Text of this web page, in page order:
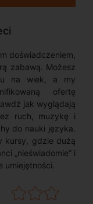
doświadczeniem,
zabawą. Możesz
na wiek, a my
ofertę
jak wyglądają
ruch, muzykę i
do nauki języka.
kursy, gdzie dużą
„nieświadomie” i